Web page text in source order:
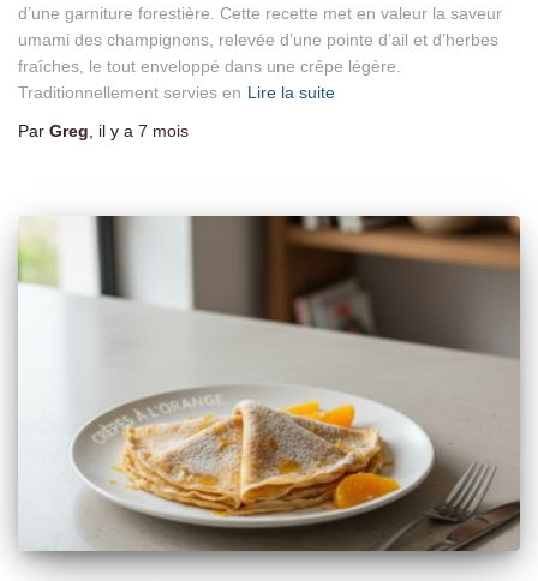
d’une garniture forestière. Cette recette met en valeur la saveur
umami des champignons, relevée d’une pointe d’ail et d’herbes
fraîches, le tout enveloppé dans une crêpe légère.
Traditionnellement servies en Lire la suite
Par Greg, il y a 7 mois